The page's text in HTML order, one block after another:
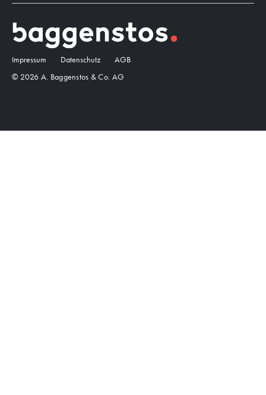
Impressum Datenschutz
AGB
© 2026 A. Baggenstos & Co. AG